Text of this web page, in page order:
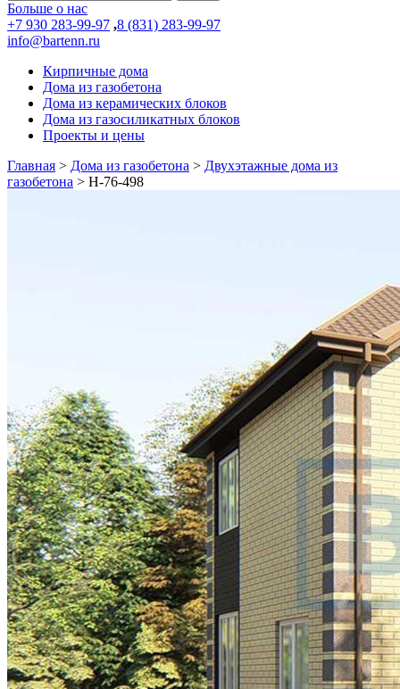
Больше о нас
+7 930 283-99-97 ,8 (831) 283-99-97
info@bartenn.ru
Кирпичные дома
Дома из газобетона
Дома из керамических блоков
Дома из газосиликатных блоков
Проекты и цены
Главная > Дома из газобетона > Двухэтажные дома из
газобетона > Н-76-498